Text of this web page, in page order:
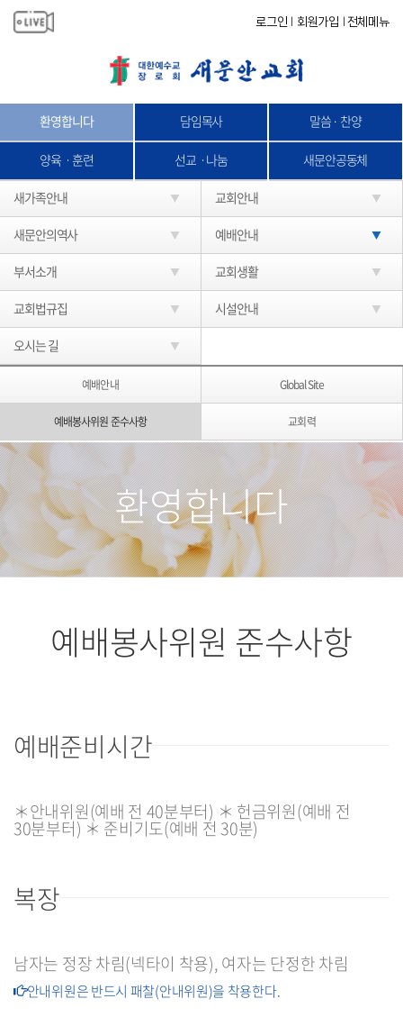
로그인 회원가입 전체메뉴
환영합니다
새가족안내 교회안내
새문안의역사 예배안내
예배안내 Global Site
예배봉사위원 준수사항 교회력
부서소개 교회생활
교회법규집 시설안내
오시는 길
담임목사 말씀 · 찬양
양육ㆍ훈련 선교ㆍ나눔 새문안공동체
환영합니다
예배봉사위원 준수사항
예배준비시간
＊안내위원(예배 전 40분부터) ＊ 헌금위원(예배 전
30분부터) ＊ 준비기도(예배 전 30분)
복장
남자는 정장 차림(넥타이 착용), 여자는 단정한 차림
안내위원은 반드시 패찰(안내위원)을 착용한다.